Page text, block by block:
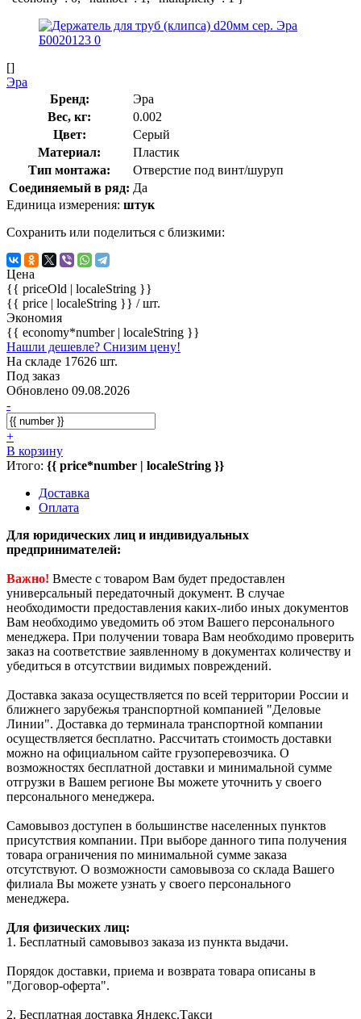
[]
Эра
Бренд:
Эра
Вес, кг:
0.002
Цвет:
Серый
Материал:
Пластик
Тип монтажа:
Отверстие под винт/шуруп
Соединяемый в ряд: Да
Единица измерения: штук
Сохранить или поделиться с близкими:
Цена
{{ priceOld | localeString }}
{{ price | localeString }} / шт.
Экономия
{{ economy*number | localeString }}
Нашли дешевле? Снизим цену!
На складе 17626 шт.
Под заказ
Обновлено 09.08.2026
-
+
В корзину
Итого: {{ price*number | localeString }}
Доставка
Оплата
Для юридических лиц и индивидуальных
предпринимателей:
Важно! Вместе с товаром Вам будет предоставлен
универсальный передаточный документ. В случае
необходимости предоставления каких-либо иных документов
Вам необходимо уведомить об этом Вашего персонального
менеджера. При получении товара Вам необходимо проверить
заказ на соответствие заявленному в документах количеству и
убедиться в отсутствии видимых повреждений.
Доставка заказа осуществляется по всей территории России и
ближнего зарубежья транспортной компанией "Деловые
Линии". Доставка до терминала транспортной компании
осуществляется бесплатно. Рассчитать стоимость доставки
можно на официальном сайте грузоперевозчика. О
возможностях бесплатной доставки и минимальной сумме
отгрузки в Вашем регионе Вы можете уточнить у своего
персонального менеджера.
Самовывоз доступен в большинстве населенных пунктов
присутствия компании. При выборе данного типа получения
товара ограничения по минимальной сумме заказа
отсутствуют. О возможности самовывоза со склада Вашего
филиала Вы можете узнать у своего персонального
менеджера.
Для физических лиц:
1. Бесплатный самовывоз заказа из пункта выдачи.
Порядок доставки, приема и возврата товара описаны в
"Договор-оферта".
2. Бесплатная доставка Яндекс.Такси